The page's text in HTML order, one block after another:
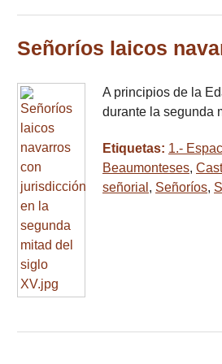
Señoríos laicos
A principios de la
durante la segunda
Etiquetas: 1.-
Beaumonteses,
señorial , Señoríos,